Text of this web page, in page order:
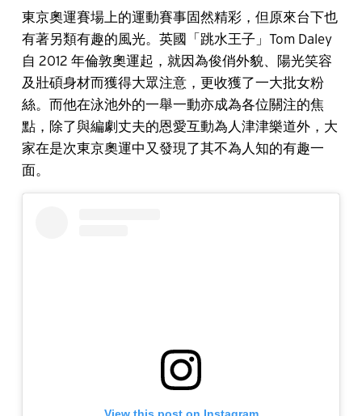
東京奧運賽場上的運動賽事固然精彩，但原來台下也
有著另類有趣的風光。英國「跳水王子」Tom Daley
自 2012 年倫敦奧運起，就因為俊俏外貌、陽光笑容
及壯碩身材而獲得大眾注意，更收獲了一大批女粉
絲。而他在泳池外的一舉一動亦成為各位關注的焦
點，除了與編劇丈夫的恩愛互動為人津津樂道外，大
家在是次東京奧運中又發現了其不為人知的有趣一
面。
View this post on Instagram